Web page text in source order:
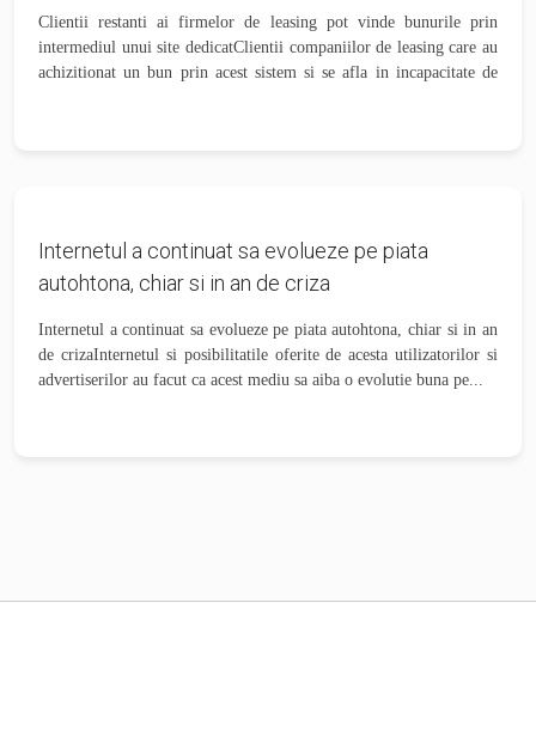
Clientii restanti ai firmelor de leasing pot vinde bunurile prin
intermediul unui site dedicatClientii companiilor de leasing care au
achizitionat un bun prin acest sistem si se afla in incapacitate de
Internetul a continuat sa evolueze pe piata
autohtona, chiar si in an de criza
Internetul a continuat sa evolueze pe piata autohtona, chiar si in an
de crizaInternetul si posibilitatile oferite de acesta utilizatorilor si
advertiserilor au facut ca acest mediu sa aiba o evolutie buna pe...